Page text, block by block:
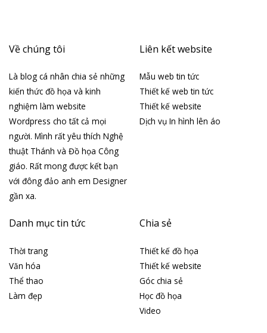
Về chúng tôi
Là blog cá nhân chia sẻ những
kiến thức đồ họa và kinh
nghiệm làm website
Wordpress cho tất cả mọi
người. Mình rất yêu thích Nghệ
thuật Thánh và Đồ họa Công
giáo. Rất mong được kết bạn
với đông đảo anh em Designer
gần xa.
Liên kết website
Mẫu web tin tức
Thiết kế web tin tức
Thiết kế website
Dịch vụ In hình lên áo
Danh mục tin tức
Thời trang
Văn hóa
Thể thao
Làm đẹp
Chia sẻ
Thiết kế đồ họa
Thiết kế website
Góc chia sẻ
Học đồ họa
Video